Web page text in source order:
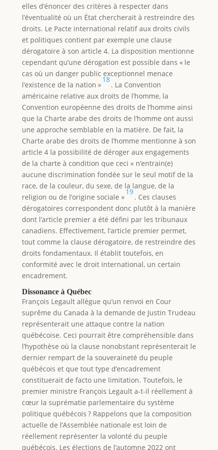
elles d’énoncer des critères à respecter dans
l’éventualité où un État chercherait à restreindre des
droits. Le Pacte international relatif aux droits civils
et politiques contient par exemple une clause
dérogatoire à son article 4. La disposition mentionne
cependant qu’une dérogation est possible dans « le
cas où un danger public exceptionnel menace
l’existence de la nation »
18
. La Convention
américaine relative aux droits de l’homme, la
Convention européenne des droits de l’homme ainsi
que la Charte arabe des droits de l’homme ont aussi
une approche semblable en la matière. De fait, la
Charte arabe des droits de l’homme mentionne à son
article 4 la possibilité de déroger aux engagements
de la charte à condition que ceci « n’entrain(e)
aucune discrimination fondée sur le seul motif de la
race, de la couleur, du sexe, de la langue, de la
religion ou de l’origine sociale »
19
. Ces clauses
dérogatoires correspondent donc plutôt à la manière
dont l’article premier a été défini par les tribunaux
canadiens. Effectivement, l’article premier permet,
tout comme la clause dérogatoire, de restreindre des
droits fondamentaux. Il établit toutefois, en
conformité avec le droit international, un certain
encadrement.
Dissonance à Québec
François Legault allègue qu’un renvoi en Cour
suprême du Canada à la demande de Justin Trudeau
représenterait une attaque contre la nation
québécoise. Ceci pourrait être compréhensible dans
l’hypothèse où la clause nonobstant représenterait le
dernier rempart de la souveraineté du peuple
québécois et que tout type d’encadrement
constituerait de facto une limitation. Toutefois, le
premier ministre François Legault a-t-il réellement à
cœur la suprématie parlementaire du système
politique québécois ? Rappelons que la composition
actuelle de l’Assemblée nationale est loin de
réellement représenter la volonté du peuple
québécois. Les élections de l’automne 2022 ont